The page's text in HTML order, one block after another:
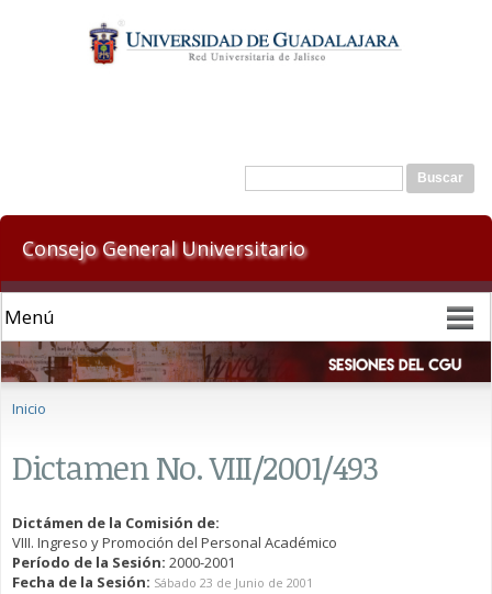
contenido
principal
Formulario de búsqueda
Buscar
Consejo General Universitario
Inicio
Dictamen No. VIII/2001/493
Dictámen de la Comisión de:
VIII. Ingreso y Promoción del Personal Académico
Período de la Sesión: 2000-2001
Fecha de la Sesión: Sábado 23 de Junio de 2001